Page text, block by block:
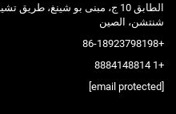
شنتشن، الصين
+86-18923798198
+1 8884148814